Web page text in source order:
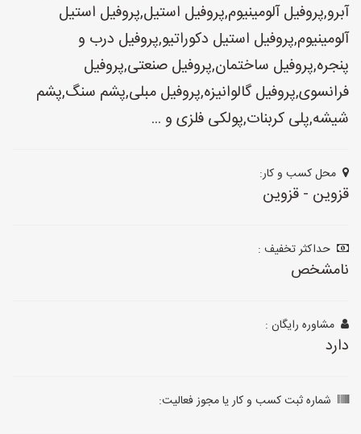
آبرو,پروفیل آلومینیوم,پروفیل استیل,پروفیل استیل
آلومینیوم,پروفیل استیل دکوراتیو,پروفیل درب و
پنجره,پروفیل ساختمان,پروفیل صنعتی,پروفیل
فرانسوی,پروفیل گالوانیزه,پروفیل مبلی,پشم سنگ,پشم
شیشه,پلی کربنات,پولکی فلزی و ...
محل کسب و کار:
قزوین - قزوین
حداکثر تخفیف :
نامشخص
مشاوره رایگان :
دارد
شماره ثبت کسب و کار یا مجوز فعالیت: